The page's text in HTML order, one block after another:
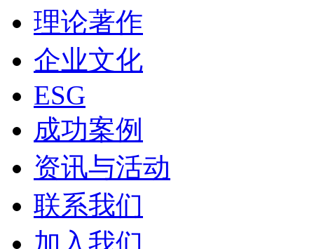
理论著作
企业文化
ESG
成功案例
资讯与活动
联系我们